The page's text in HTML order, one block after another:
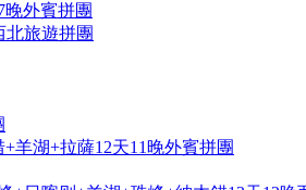
外賓拼團
北旅遊拼團
羊湖+拉薩12天11晚外賓拼團